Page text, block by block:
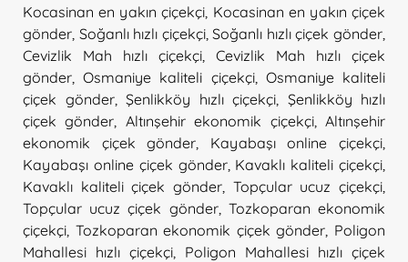
Kocasinan en yakın çiçekçi Kocasinan en yakın çiçek
gönder Soğanlı hızlı çiçekçi,Soğanlı hızlı çiçek gönder
Cevizlik Mah hızlı çiçekçi
Cevizlik Mah hızlı çiçek
gönder ,Osmaniye kaliteli çiçekçi, Osmaniye kaliteli
çiçek gönder, Şenlikköy hızlı çiçekçi
Şenlikköy hızlı
çiçek gönder
Altınşehir ekonomik çiçekçi,Altınşehir
ekonomik çiçek gönder
Kayabaşı online çiçekçi
Kayabaşı online çiçek gönder, Kavaklı kaliteli çiçekçi
Kavaklı kaliteli çiçek gönder Topçular ucuz çiçekçi
Topçular ucuz çiçek gönder, Tozkoparan ekonomik
çiçekçi Tozkoparan ekonomik çiçek gönder Poligon
Mahallesi hızlı çiçekçi
Poligon Mahallesi hızlı çiçek